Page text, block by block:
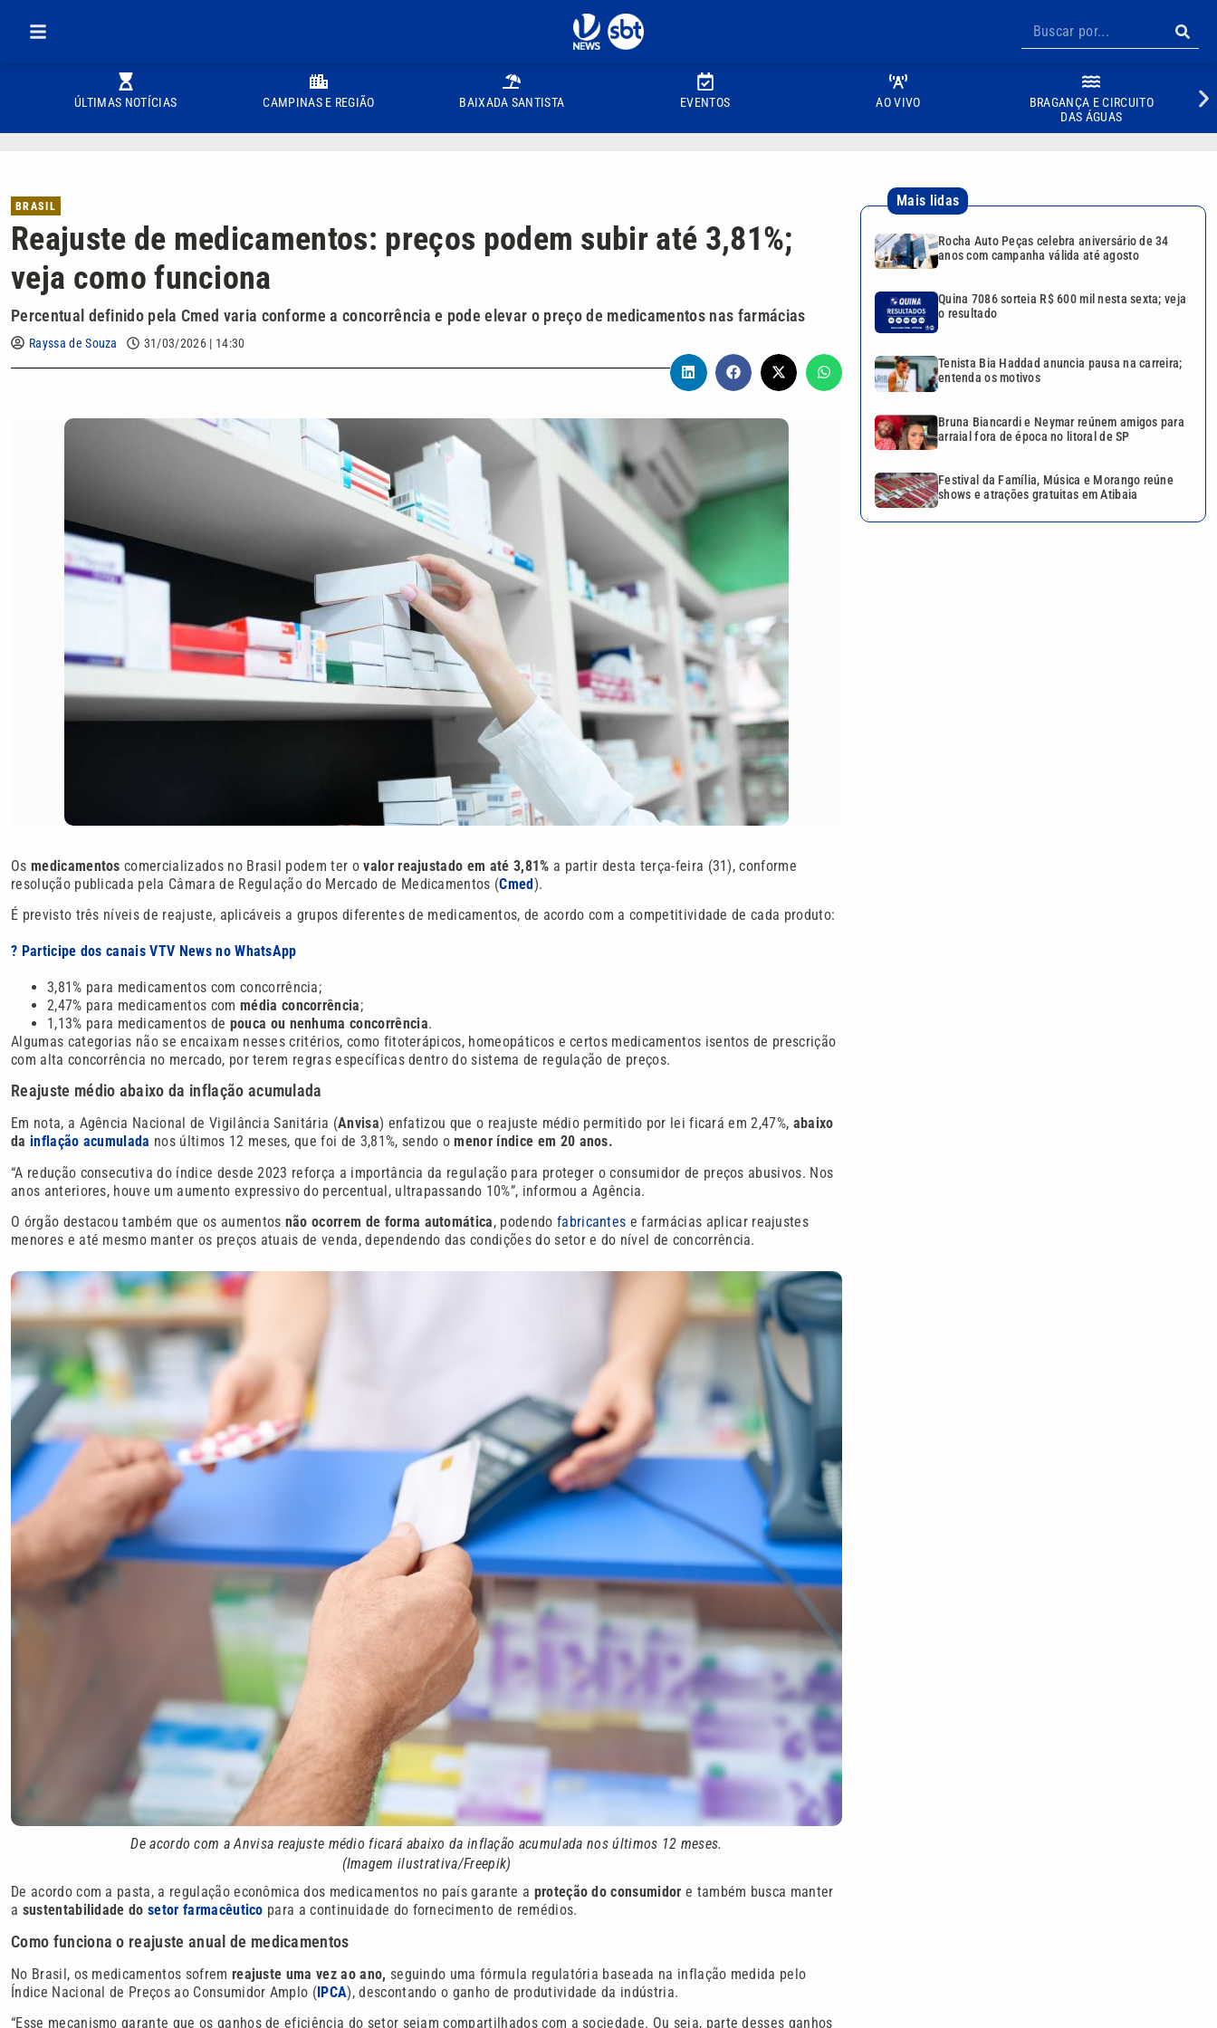
ÚLTIMAS NOTÍCIAS CAMPINAS E REGIÃO BAIXADA SANTISTA EVENTOS AO VIVO
BRAGANÇA E CIRCUITO
DAS ÁGUAS
BRASIL
Reajuste de medicamentos: preços podem subir até 3,81%;
veja como funciona
Percentual definido pela Cmed varia conforme a concorrência e pode elevar o preço de medicamentos nas farmácias
Rayssa de Souza 31/03/2026 | 14:30
Os medicamentos comercializados no Brasil podem ter ovalor reajustado em até 3,81% a partir desta terça-feira (31), conforme
resolução publicada pela Câmara de Regulação do Mercado de Medicamentos (Cmed).
É previsto três níveis de reajuste, aplicáveis a grupos diferentes de medicamentos, de acordo com a competitividade de cada produto:
? Participe dos canais VTV News no WhatsApp
3,81% para medicamentos com concorrência;
2,47% para medicamentos com média concorrência;
1,13% para medicamentos de pouca ou nenhuma concorrência.
Algumas categorias não se encaixam nesses critérios, como fitoterápicos, homeopáticos e certos medicamentos isentos de prescrição
com alta concorrência no mercado, por terem regras específicas dentro do sistema de regulação de preços.
Reajuste médio abaixo da inflação acumulada
Em nota, a Agência Nacional de Vigilância Sanitária (Anvisa) enfatizou que o reajuste médio permitido por lei ficará em 2,47%, abaixo
da inflação acumulada nos últimos 12 meses, que foi de 3,81%, sendo o menor índice em 20 anos.
“A redução consecutiva do índice desde 2023 reforça a importância da regulação para proteger o consumidor de preços abusivos. Nos
anos anteriores, houve um aumento expressivo do percentual, ultrapassando 10%”, informou a Agência.
O órgão destacou também que os aumentos não ocorrem de forma automática, podendo fabricantes e farmácias aplicar reajustes
menores e até mesmo manter os preços atuais de venda, dependendo das condições do setor e do nível de concorrência.
De acordo com a Anvisa reajuste médio ficará abaixo da inflação acumulada nos últimos 12 meses.
(Imagem ilustrativa/Freepik)
De acordo com a pasta, a regulação econômica dos medicamentos no país garante a proteção do consumidor e também busca manter
a sustentabilidade do setor farmacêutico para a continuidade do fornecimento de remédios.
Como funciona o reajuste anual de medicamentos
No Brasil, os medicamentos sofrem reajuste uma vez ao ano, seguindo uma fórmula regulatória baseada na inflação medida pelo
Índice Nacional de Preços ao Consumidor Amplo (IPCA), descontando o ganho de produtividade da indústria.
“Esse mecanismo garante que os ganhos de eficiência do setor sejam compartilhados com a sociedade. Ou seja, parte desses ganhos
Mais lidas
Rocha Auto Peças celebra aniversário de 34
anos com campanha válida até agosto
Quina 7086 sorteia R$ 600 mil nesta sexta; veja
o resultado
Tenista Bia Haddad anuncia pausa na carreira;
entenda os motivos
Bruna Biancardi e Neymar reúnem amigos para
arraial fora de época no litoral de SP
Festival da Família, Música e Morango reúne
shows e atrações gratuitas em Atibaia